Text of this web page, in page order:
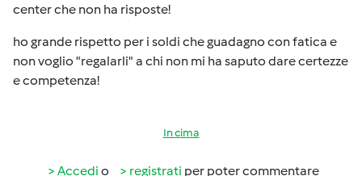
center che non ha risposte!
ho grande rispetto per i soldi che guadagno con fatica e
non voglio "regalarli" a chi non mi ha saputo dare certezze
e competenza!
In cima
Accedi o registrati per poter commentare